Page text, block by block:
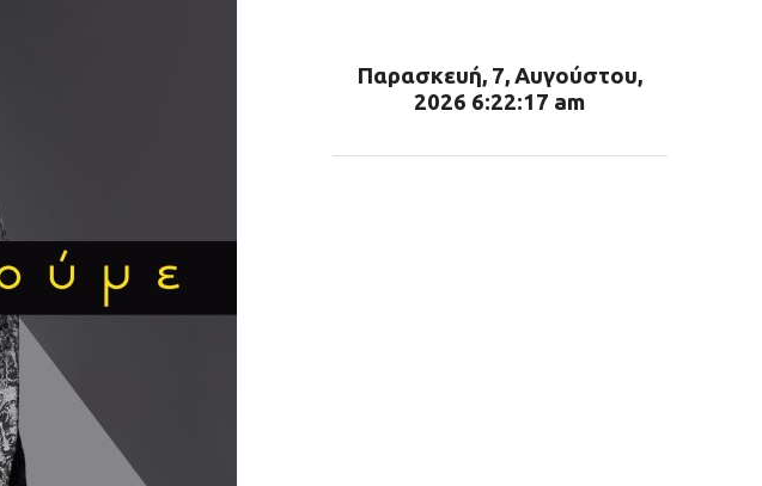
Παρασκευή, 7, Αυγούστου,
2026 6:22:18 am